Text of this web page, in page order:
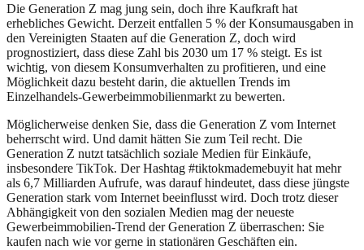
Die Generation Z mag jung sein, doch ihre Kaufkraft hat
erhebliches Gewicht. Derzeit entfallen 5 % der Konsumausgaben in
den Vereinigten Staaten auf die Generation Z, doch wird
prognostiziert, dass diese Zahl bis 2030 um 17 % steigt. Es ist
wichtig, von diesem Konsumverhalten zu profitieren, und eine
Möglichkeit dazu besteht darin, die aktuellen Trends im
Einzelhandels-Gewerbeimmobilienmarkt zu bewerten.
Möglicherweise denken Sie, dass die Generation Z vom Internet
beherrscht wird. Und damit hätten Sie zum Teil recht. Die
Generation Z nutzt tatsächlich soziale Medien für Einkäufe,
insbesondere TikTok. Der Hashtag #tiktokmademebuyit hat mehr
als 6,7 Milliarden Aufrufe, was darauf hindeutet, dass diese jüngste
Generation stark vom Internet beeinflusst wird. Doch trotz dieser
Abhängigkeit von den sozialen Medien mag der neueste
Gewerbeimmobilien-Trend der Generation Z überraschen: Sie
kaufen nach wie vor gerne in stationären Geschäften ein.